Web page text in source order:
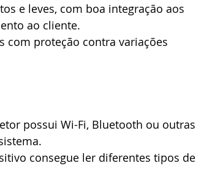
e leves, com boa integração aos
ao cliente.
com proteção contra variações
possui Wi-Fi, Bluetooth ou outras
consegue ler diferentes tipos de